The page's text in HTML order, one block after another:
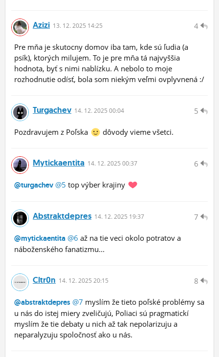
4
Azizi 13. 12. 2025 14:25
Pre mňa je skutocny domov iba tam, kde sú ľudia (a
psík), ktorých milujem. To je pre mňa tá najvyššia
hodnota, byť s nimi nablízku. A nebolo to moje
rozhodnutie odísť, bola som niekým veľmi ovplyvnená :/
5
Turgachev 14. 12. 2025 00:04
Pozdravujem z Poľska dôvody vieme všetci.
6
Mytickaentita 14. 12. 2025 00:37
@turgachev @5 top výber krajiny
7
Abstraktdepres 14. 12. 2025 19:37
@mytickaentita @6 až na tie veci okolo potratov a
náboženského fanatizmu...
8
Cltr0n 14. 12. 2025 20:15
@abstraktdepres @7 myslím že tieto poľské problémy sa
u nás do istej miery zveličujú, Poliaci sú pragmatickí
myslím že tie debaty u nich až tak nepolarizuju a
neparalyzuju spoločnosť ako u nás.